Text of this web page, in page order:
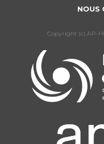
NOUS
Copyright (c) AP-